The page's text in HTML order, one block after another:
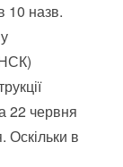
10 назв.
22 червня
Оскільки в